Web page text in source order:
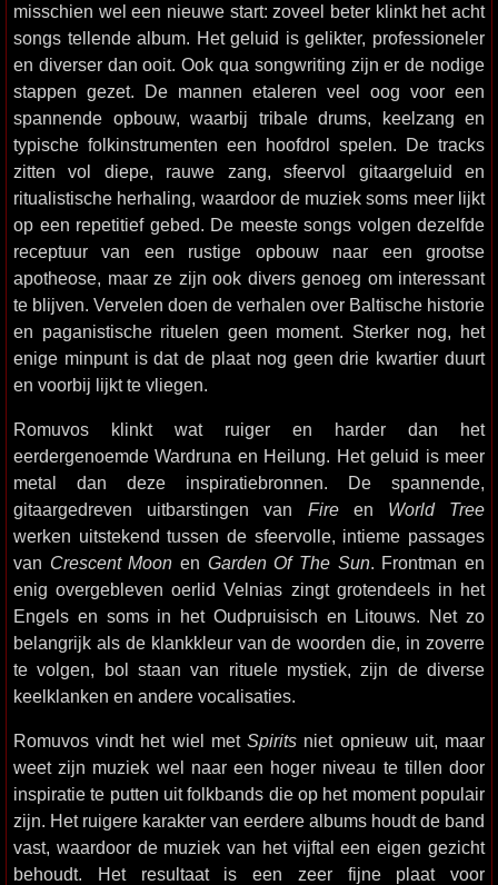
misschien wel een nieuwe start: zoveel beter klinkt het acht
songs tellende album. Het geluid is gelikter, professioneler
en diverser dan ooit. Ook qua songwriting zijn er de nodige
stappen gezet. De mannen etaleren veel oog voor een
spannende opbouw, waarbij tribale drums, keelzang en
typische folkinstrumenten een hoofdrol spelen. De tracks
zitten vol diepe, rauwe zang, sfeervol gitaargeluid en
ritualistische herhaling, waardoor de muziek soms meer lijkt
op een repetitief gebed. De meeste songs volgen dezelfde
receptuur van een rustige opbouw naar een grootse
apotheose, maar ze zijn ook divers genoeg om interessant
te blijven. Vervelen doen de verhalen over Baltische historie
en paganistische rituelen geen moment. Sterker nog, het
enige minpunt is dat de plaat nog geen drie kwartier duurt
en voorbij lijkt te vliegen.
Romuvos klinkt wat ruiger en harder dan het
eerdergenoemde Wardruna en Heilung. Het geluid is meer
metal dan deze inspiratiebronnen. De spannende,
gitaargedreven uitbarstingen van Fireen World Tree
werken uitstekend tussen de sfeervolle, intieme passages
van Crescent Moon en Garden Of The Sun. Frontman en
enig overgebleven oerlid Velnias zingt grotendeels in het
Engels en soms in het Oudpruisisch en Litouws. Net zo
belangrijk als de klankkleur van de woorden die, in zoverre
te volgen, bol staan van rituele mystiek, zijn de diverse
keelklanken en andere vocalisaties.
Romuvos vindt het wiel metSpirits niet opnieuw uit, maar
weet zijn muziek wel naar een hoger niveau te tillen door
inspiratie te putten uit folkbands die op het moment populair
zijn. Het ruigere karakter van eerdere albums houdt de band
vast, waardoor de muziek van het vijftal een eigen gezicht
behoudt. Het resultaat is een zeer fijne plaat voor